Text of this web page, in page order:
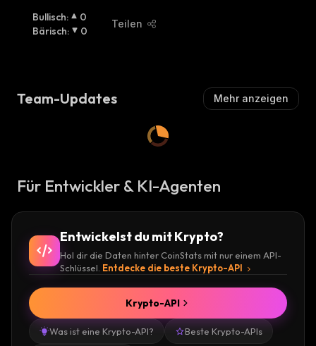
Bullisch:
0
Bärisch: 0
Teilen
Team-Updates Mehr anzeigen
Für Entwickler & KI-Agenten
Entwickelst du mit Krypto?
Hol dir die Daten hinter CoinStats mit nur einem API-
Schlüssel. Entdecke die beste Krypto-API
Was ist eine Krypto-API? Beste Krypto-APIs
Krypto-API